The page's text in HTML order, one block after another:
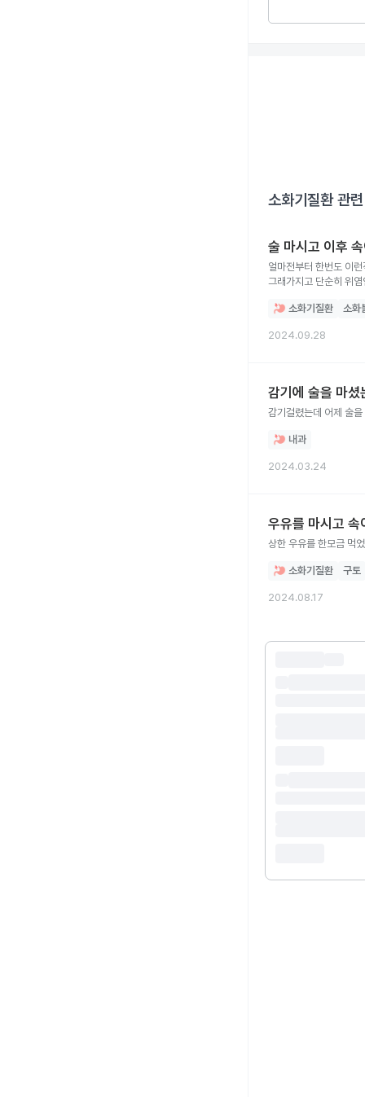
소화기질환관
술 마시고 이후
얼마전부터 한번도 이
그래가지고 단순히 위
소화기질환 소화
2024.09.28
감기에 술을 마
감기걸렸는데 어제 술
내과
2024.03.24
우유를 마시고
상한 우유를 한모금 먹
소화기질환 구토
2024.08.17